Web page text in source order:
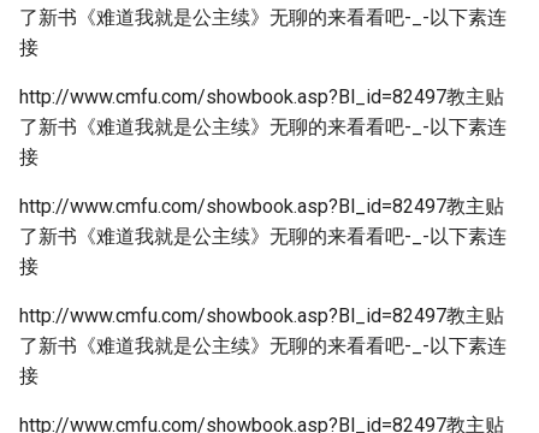
了新书《难道我就是公主续》无聊的来看看吧-_-以下素连
接
http://www.cmfu.com/showbook.asp?Bl_id=82497教主贴
了新书《难道我就是公主续》无聊的来看看吧-_-以下素连
接
http://www.cmfu.com/showbook.asp?Bl_id=82497教主贴
了新书《难道我就是公主续》无聊的来看看吧-_-以下素连
接
http://www.cmfu.com/showbook.asp?Bl_id=82497教主贴
了新书《难道我就是公主续》无聊的来看看吧-_-以下素连
接
http://www.cmfu.com/showbook.asp?Bl_id=82497教主贴